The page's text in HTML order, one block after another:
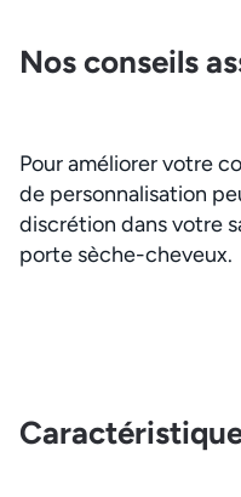
Nos conseils
Pour améliorer votre
de personnalisation
discrétion dans votre
porte sèche-cheveux.